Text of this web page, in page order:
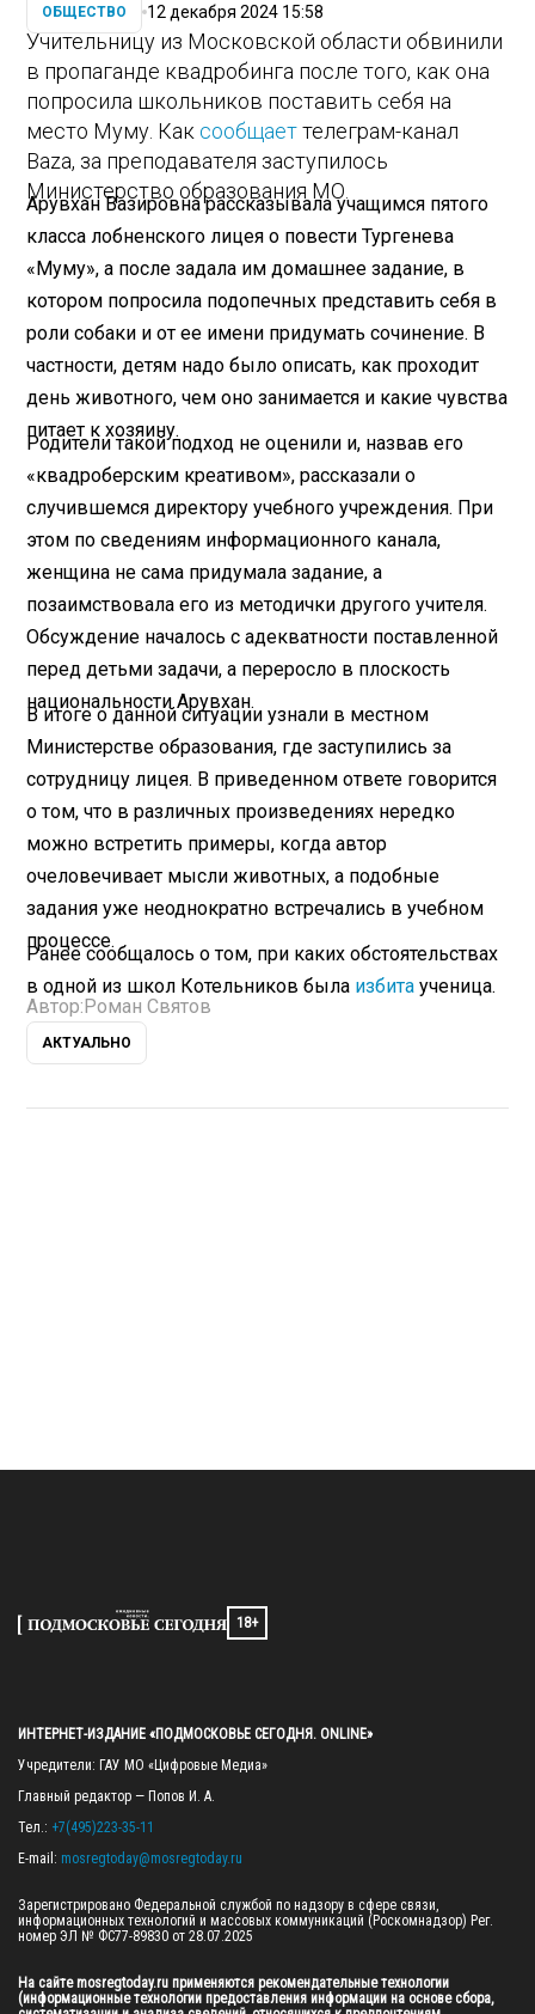
ОБЩЕСТВО 12 декабря 2024 15:58
Учительницу из Московской области обвинили
в пропаганде квадробинга после того, как она
попросила школьников поставить себя на
место Муму. Как сообщаеттелеграм-канал
Baza, за преподавателя заступилось
Министерство образования МО.
Арувхан Вазировна рассказывала учащимся пятого
класса лобненского лицея о повести Тургенева
«Муму», а после задала им домашнее задание, в
котором попросила подопечных представить себя в
роли собаки и от ее имени придумать сочинение. В
частности, детям надо было описать, как проходит
день животного, чем оно занимается и какие чувства
питает к хозяину.
Родители такой подход не оценили и, назвав его
«квадроберским креативом», рассказали о
случившемся директору учебного учреждения. При
этом по сведениям информационного канала,
женщина не сама придумала задание, а
позаимствовала его из методички другого учителя.
Обсуждение началось с адекватности поставленной
перед детьми задачи, а переросло в плоскость
национальности Арувхан.
В итоге о данной ситуации узнали в местном
Министерстве образования, где заступились за
сотрудницу лицея. В приведенном ответе говорится
о том, что в различных произведениях нередко
можно встретить примеры, когда автор
очеловечивает мысли животных, а подобные
задания уже неоднократно встречались в учебном
процессе.
Ранее сообщалось о том, при каких обстоятельствах
в одной из школ Котельников была избита ученица.
Автор: Роман Святов
АКТУАЛЬНО
18+
ИНТЕРНЕТ-ИЗДАНИЕ «ПОДМОСКОВЬЕ СЕГОДНЯ. ONLINE»
Учредители: ГАУ МО «Цифровые Медиа»
Главный редактор — Попов И. А.
Тел.: +7(495)223-35-11
E-mail: mosregtoday@mosregtoday.ru
Зарегистрировано Федеральной службой по надзору в сфере связи,
информационных технологий и массовых коммуникаций (Роскомнадзор) Рег.
номер ЭЛ № ФС77-89830 от 28.07.2025
На сайте mosregtoday.ru применяются рекомендательные технологии
(информационные технологии предоставления информации на основе сбора,